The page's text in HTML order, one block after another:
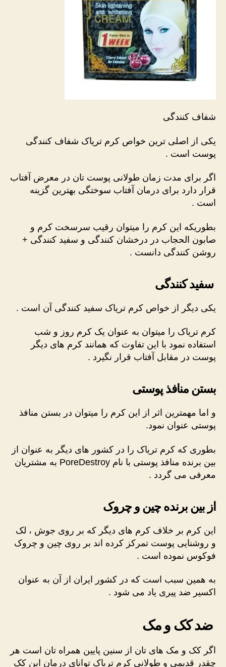
شفاف کنندگی
یکی از اصلی ترین خواص کرم تریاک شفاف کنندگی
پوست است .
اگر برای مدت زمان طولانی پوست تان در معرض آفتاب
قرار دارد برای درمان آفتاب سوختگی بهترین گزینه
است .
بطوریکه این کرم را میتوان رقیب سرسخت کرم و
صابون الحجاب در درخشان کنندگی و سفید کنندگی +
روشن کنندگی دانست .
سفید کنندگی
یکی دیگر از خواص کرم تریاک سفید کنندگی آن است .
کرم تریاک را میتوان به عنوان یک کرم روز و شب
استفاده نمود با این تفاوت که همانند کرم های دیگر
پوست در مقابل آفتاب قرار نگیرد .
بستن منافذ پوستی
و اما مهمترین اثر از این کرم را میتوان در بستن منافذ
پوستی عنوان نمود.
بطوری که کرم تریاک را در کشور های دیگر به عنوان از
بین برنده منافذ پوستی با نام PoreDestroy به مشتریان
معرفی می گردد .
از بین برنده چین و چروک
این کرم بر خلاف کرم های دیگر که بر روی جوش ، لک
و روشنایی پوست تمرکز کرده اند بر روی چین و چروک
فوکوس نموده است .
به همین سبب است که در کشور ایران از آن به عنوان
اکسیر ضد پیری یاد می شود .
ضد کک و مک
اگر کک و مک های تان از سنین پایین همراه تان است هر
چقدر قدیمی و طولانی کرم تریاک توانای درمان این کک